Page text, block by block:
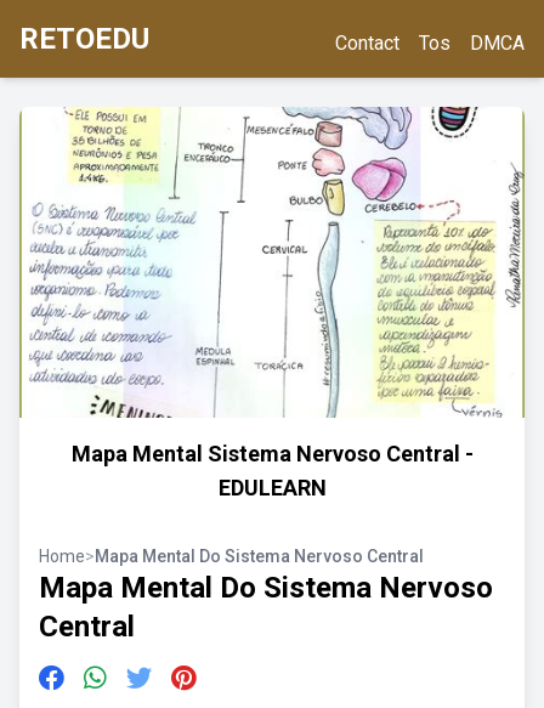
RETOEDU Contact Tos DMCA
Mapa Mental Sistema Nervoso Central -
EDULEARN
Home>Mapa Mental Do Sistema Nervoso Central
Mapa Mental Do Sistema Nervoso
Central